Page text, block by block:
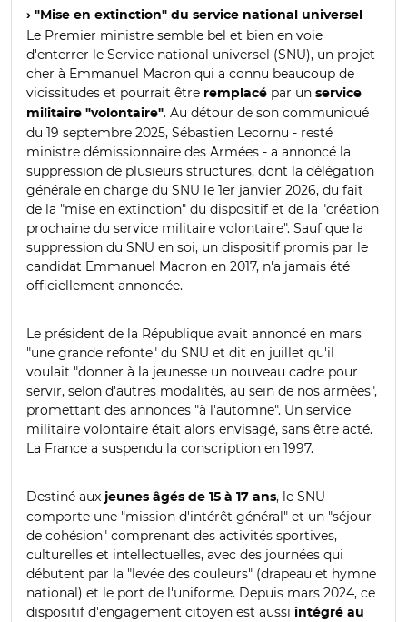
› "Mise en extinction" du service national universel
Le Premier ministre semble bel et bien en voie
d'enterrer le Service national universel (SNU), un projet
cher à Emmanuel Macron qui a connu beaucoup de
vicissitudes et pourrait être remplacé par un service
militaire "volontaire". Au détour de son communiqué
du 19 septembre 2025, Sébastien Lecornu - resté
ministre démissionnaire des Armées - a annoncé la
suppression de plusieurs structures, dont la délégation
générale en charge du SNU le 1er janvier 2026, du fait
de la "mise en extinction" du dispositif et de la "création
prochaine du service militaire volontaire". Sauf que la
suppression du SNU en soi, un dispositif promis par le
candidat Emmanuel Macron en 2017, n'a jamais été
officiellement annoncée.
Le président de la République avait annoncé en mars
"une grande refonte" du SNU et dit en juillet qu'il
voulait "donner à la jeunesse un nouveau cadre pour
servir, selon d'autres modalités, au sein de nos armées",
promettant des annonces "à l'automne". Un service
militaire volontaire était alors envisagé, sans être acté.
La France a suspendu la conscription en 1997.
Destiné aux jeunes âgés de 15 à 17 ans, le SNU
comporte une "mission d'intérêt général" et un "séjour
de cohésion" comprenant des activités sportives,
culturelles et intellectuelles, avec des journées qui
débutent par la "levée des couleurs" (drapeau et hymne
national) et le port de l'uniforme. Depuis mars 2024, ce
dispositif d'engagement citoyen est aussi intégré au